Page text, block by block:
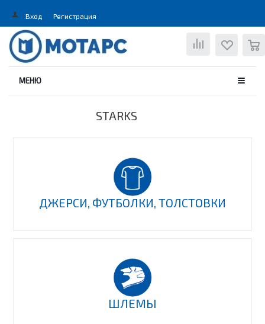
Вход Регистрация
МЕНЮ
STARKS
ДЖЕРСИ, ФУТБОЛКИ, ТОЛСТОВКИ
ШЛЕМЫ